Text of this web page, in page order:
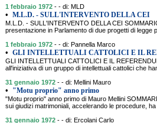
1 febbraio 1972 - - di: MLD
• M.L.D. - SULL'INTERVENTO DELLA CEI
M.L.D. - SULL'INTERVENTO DELLA CEI
presentazione in Parlamento di due progetti di
1 febbraio 1972 - - di: Pannella Marco
• GLI INTELLETTUALI CATTOLICI E IL
GLI INTELLETTUALI CATTOLICI E IL
all'iniziativa di un gruppo di intellettuali cattolici che
31 gennaio 1972 - - di: Mellini Mauro
• "Motu proprio" anno primo
"Motu proprio" anno primo di Mauro Mellini
sui giudizi matrimoniali, accelerando le procedure,
31 gennaio 1972 - - di: Ercolani Carlo